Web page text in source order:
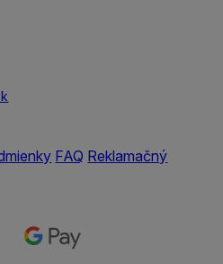
FAQ Reklamačný